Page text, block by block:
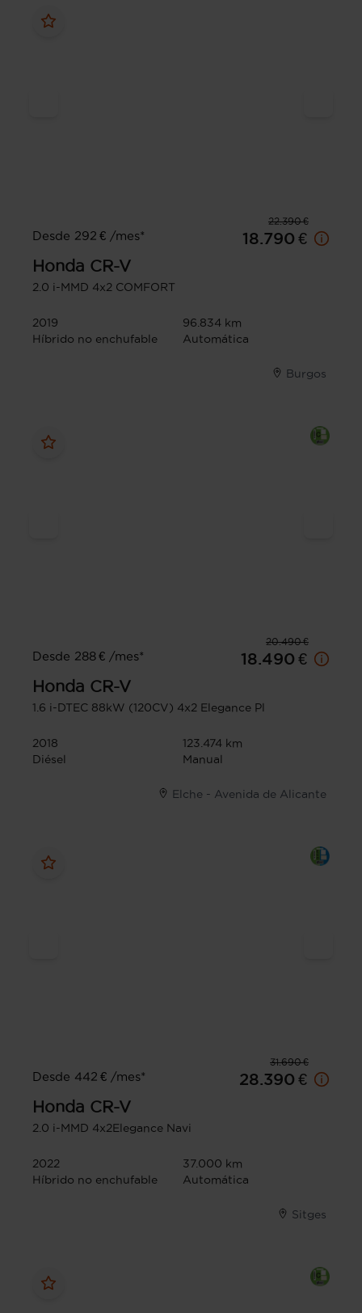
22.390 €
Desde 292 € /mes*
18.790 €
Honda CR-V
2.0 i-MMD 4x2 COMFORT
2019
96.834 km
Híbrido no enchufable
Automática
Burgos
20.490 €
Desde 288 € /mes*
18.490 €
Honda CR-V
1.6 i-DTEC 88kW (120CV) 4x2 Elegance Pl
2018
123.474 km
Diésel
Manual
Elche - Avenida de Alicante
31.690 €
Desde 442 € /mes*
28.390 €
Honda CR-V
2.0 i-MMD 4x2Elegance Navi
2022
37.000 km
Híbrido no enchufable
Automática
Sitges